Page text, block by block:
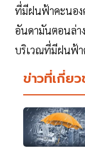
ที่มีฝนฟ้าคะนอง
อันดามันตอนล่า
บริเวณที่มีฝนฟ้า
ข่าวที่เกี่ย